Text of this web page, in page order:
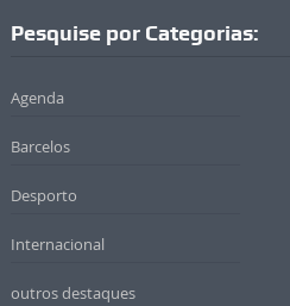
Pesquise por Categorias:
Agenda
Barcelos
Desporto
Internacional
outros destaques